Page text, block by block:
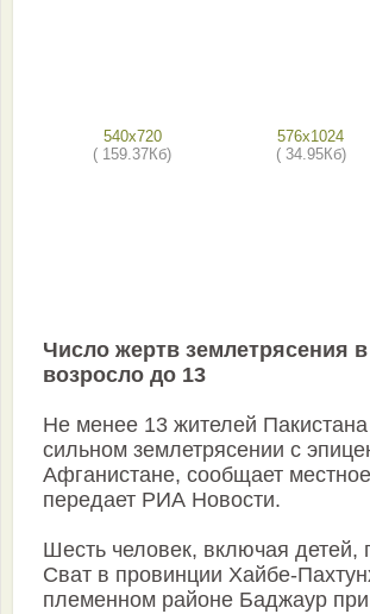
540x720
( 159.37Кб)
576x1024
( 34.95Кб)
Число жертв землетрясения
возросло до 13
Не менее 13 жителей
сильном землетрясении с
Афганистане, сообщает
передает РИА Новости.
Шесть человек, включая детей,
Сват в провинции Хайбе-
племенном районе Баджаур